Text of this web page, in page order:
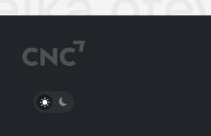
PŘEPNOUT SVĚTLÝ/TMAVÝ REŽIM